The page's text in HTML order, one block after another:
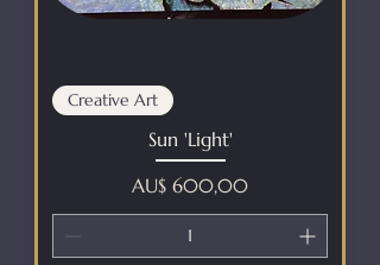
Creative Art
Sun 'Light'
Preço
AU$ 600,00